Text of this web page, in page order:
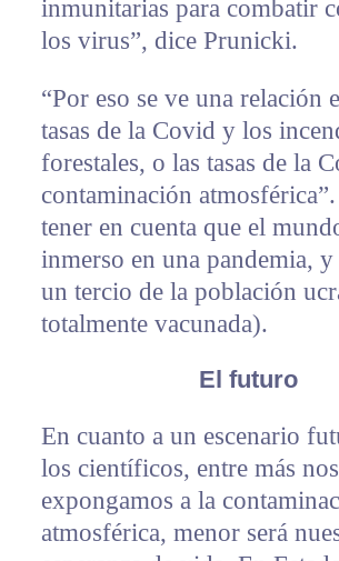
inmunitarias para combatir
los virus”, dice Prunicki.
“Por eso se ve una relación
tasas de la Covid y los
forestales, o las tasas de la
contaminación
tener en cuenta que el
inmerso en una pandemia,
un tercio de la población
totalmente vacunada).
El futuro
En cuanto a un escenario
los científicos, entre más nos
expongamos a la
atmosférica, menor será